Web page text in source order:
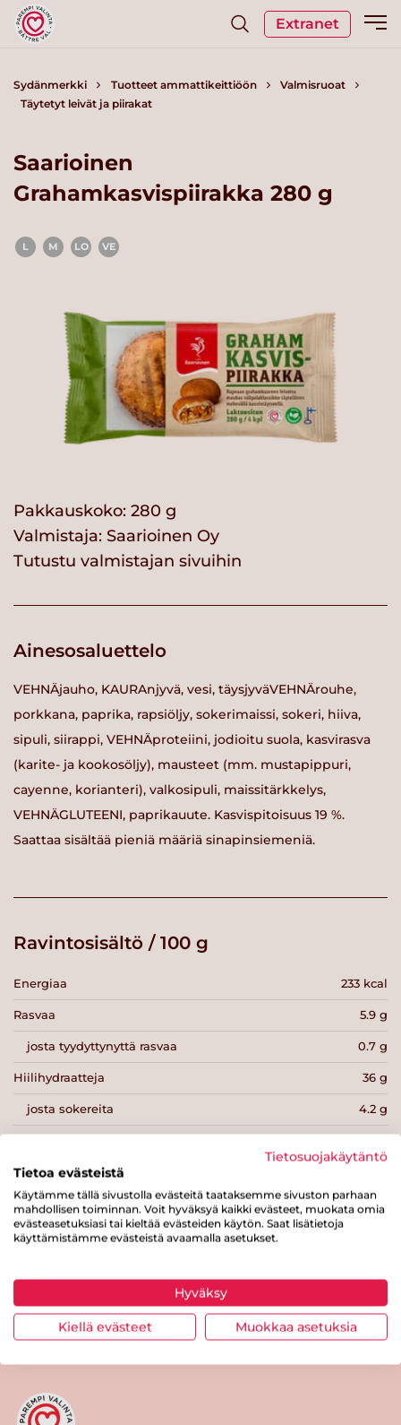
Extranet
Sydänmerkki Tuotteet ammattikeittiöön
Valmisruoat
Täytetyt leivät ja piirakat
Saarioinen
Grahamkasvispiirakka 280 g
L M LO VE
Pakkauskoko: 280 g
Valmistaja: Saarioinen Oy
Tutustu valmistajan sivuihin
Ainesosaluettelo
VEHNÄjauho, KAURAnjyvä, vesi, täysjyväVEHNÄrouhe,
porkkana, paprika, rapsiöljy, sokerimaissi, sokeri, hiiva,
sipuli, siirappi, VEHNÄproteiini, jodioitu suola, kasvirasva
(karite- ja kookosöljy), mausteet (mm. mustapippuri,
cayenne, korianteri), valkosipuli, maissitärkkelys,
VEHNÄGLUTEENI, paprikauute. Kasvispitoisuus 19 %.
Saattaa sisältää pieniä määriä sinapinsiemeniä.
Ravintosisältö / 100 g
Energiaa 233 kcal
Rasvaa 5.9 g
josta tyydyttynyttä rasvaa 0.7 g
Hiilihydraatteja 36 g
josta sokereita 4.2 g
Proteiinia
Suolaa 0.7 g
Tulosta sivu Jaa tuote
Tietosuojakäytäntö
Tietoa evästeistä
Käytämme tällä sivustolla evästeitä taataksemme sivuston parhaan
mahdollisen toiminnan. Voit hyväksyä kaikki evästeet, muokata omia
evästeasetuksiasi tai kieltää evästeiden käytön. Saat lisätietoja
käyttämistämme evästeistä avaamalla asetukset.
Hyväksy
Kiellä evästeet Muokkaa asetuksia